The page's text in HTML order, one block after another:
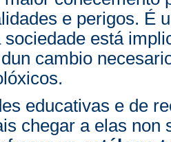
e perigos. É
sociedade está
cambio
educativas e de
chegar a elas non